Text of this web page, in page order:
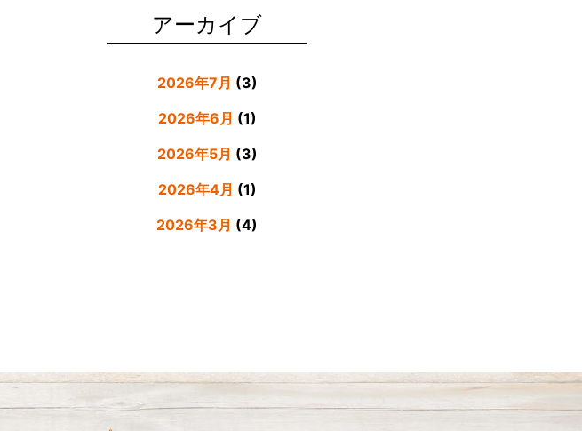
アーカイブ
2026年7月 (3)
2026年6月 (1)
2026年5月 (3)
2026年4月 (1)
2026年3月 (4)
2025年9月
(3)